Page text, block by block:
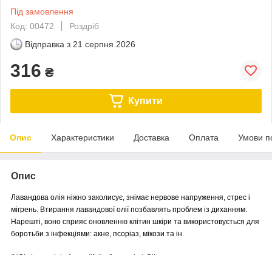
Під замовлення
Код: 00472
Роздріб
Відправка з 21 серпня 2026
316 ₴
Купити
Опис Характеристики Доставка Оплата Умови
Опис
Лавандова олія ніжно заколисує, знімає нервове напруження, стрес і
мігрень. Втирання лавандової олії позбавлять проблем із диханням.
Нарешті, воно сприяє оновленню клітин шкіри та використовується для
боротьби з інфекціями: акне, псоріаз, мікози та ін.